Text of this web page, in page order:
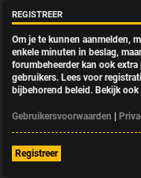
REGISTREER
Om je te kunnen aanmelden,
enkele minuten in beslag,
forumbeheerder kan ook
gebruikers. Lees voor
bijbehorend beleid. Bekijk
Gebruikersvoorwaarden |
Registreer